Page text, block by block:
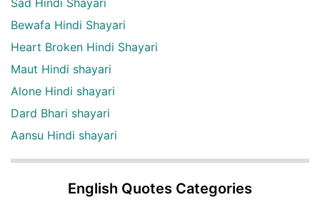
Bewafa Hindi Shayari
Heart Broken Hindi Shayari
Maut Hindi shayari
Alone Hindi shayari
Dard Bhari shayari
Aansu Hindi shayari
English Quotes Categories